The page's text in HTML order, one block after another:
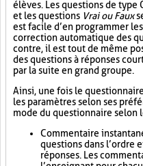
élèves. Les questions de type
et les questions Vrai ou Faux
est facile d’en programmer
correction automatique des
contre, il est tout de même
des questions à réponses
par la suite en grand groupe.
Ainsi, une fois le
les paramètres selon ses
mode du questionnaire selon
Commentaire
questions dans l’ordre
réponses. Les